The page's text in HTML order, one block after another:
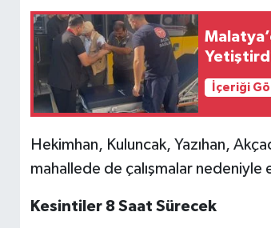
İçeriği
Hekimhan, Kuluncak, Yazıhan,
mahallede de çalışmalar
Kesintiler 8 Saat Sürecek